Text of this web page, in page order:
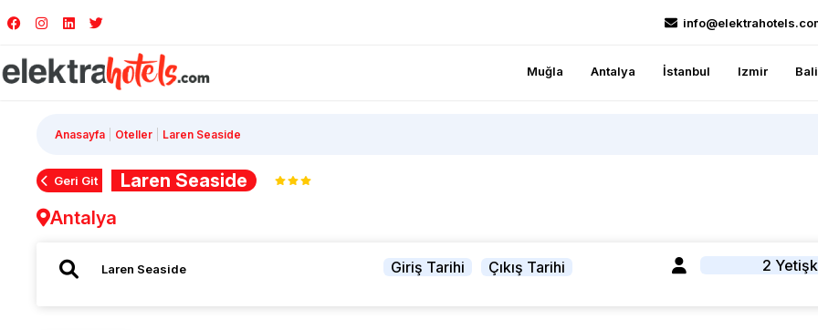
Muğla Antalya İstanbul Izmir
Anasayfa Oteller Laren Seaside
Geri Git
Laren Seaside
Antalya
Giriş Tarihi Çıkış Tarihi 2